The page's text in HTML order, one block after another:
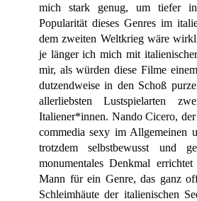
mich stark genug, um tiefer
Popularität dieses Genres im
dem zweiten Weltkrieg wäre
je länger ich mich mit
mir, als würden diese Filme
dutzendweise in den Schoß
allerliebsten Lustspielarten
Italiener*innen. Nando Cicero,
commedia sexy im Allgemeinen
trotzdem selbstbewusst und
monumentales Denkmal
Mann für ein Genre, das ganz
Schleimhäute der italienischen